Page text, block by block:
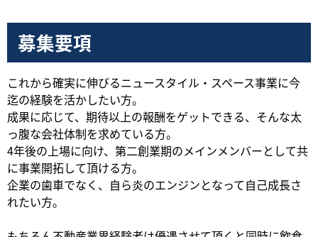
募集要項
これから確実に伸びるニュースタイル・スペース事業に今
迄の経験を活かしたい方。
成果に応じて、期待以上の報酬をゲットできる、そんな太
っ腹な会社体制を求めている方。
4年後の上場に向け、第二創業期のメインメンバーとして共
に事業開拓して頂ける方。
企業の歯車でなく、自ら炎のエンジンとなって自己成長さ
れたい方。